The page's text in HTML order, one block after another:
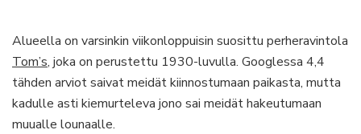
Alueella on varsinkin viikonloppuisin suosittu perheravintola
Tom’s, joka on perustettu 1930-luvulla. Googlessa 4,4
tähden arviot saivat meidät kiinnostumaan paikasta, mutta
kadulle asti kiemurteleva jono sai meidät hakeutumaan
muualle lounaalle.